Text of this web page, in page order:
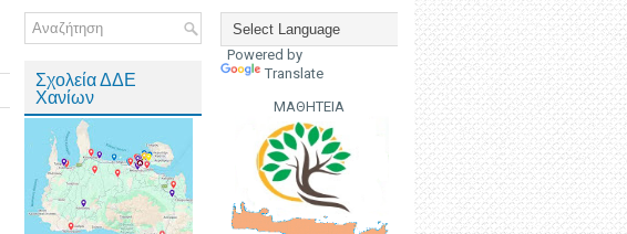
Σχολεία ΔΔΕ
Χανίων
Powered by
Translate
ΜΑΘΗΤΕΙΑ